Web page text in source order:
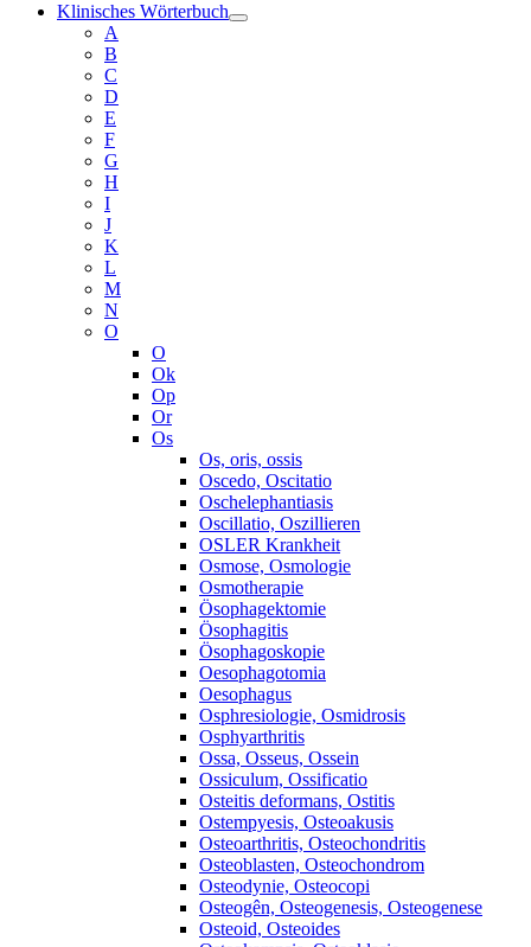
Klinisches Wörterbuch
A
B
C
D
E
F
G
H
I
J
K
L
M
N
O
O
Ok
Op
Or
Os
Os, oris, ossis
Oscedo, Oscitatio
Oschelephantiasis
Oscillatio, Oszillieren
OSLER Krankheit
Osmose, Osmologie
Osmotherapie
Ösophagektomie
Ösophagitis
Ösophagoskopie
Oesophagotomia
Oesophagus
Osphresiologie, Osmidrosis
Osphyarthritis
Ossa, Osseus, Ossein
Ossiculum, Ossificatio
Osteitis deformans, Ostitis
Ostempyesis, Osteoakusis
Osteoarthritis, Osteochondritis
Osteoblasten, Osteochondrom
Osteodynie, Osteocopi
Osteogên, Osteogenesis, Osteogenese
Osteoid, Osteoides